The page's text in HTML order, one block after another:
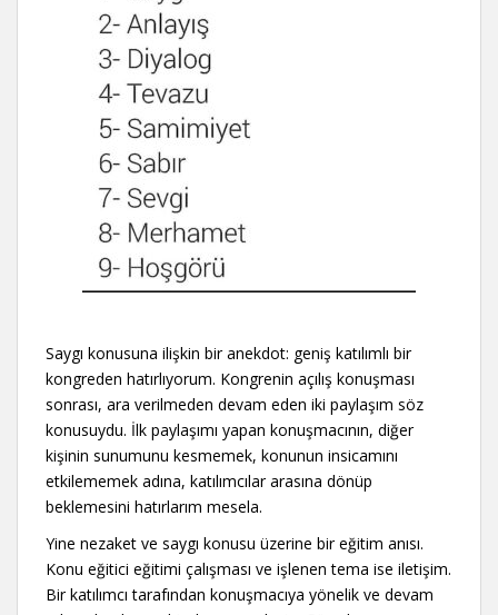
Saygı konusuna ilişkin bir anekdot: geniş katılımlı bir
kongreden hatırlıyorum. Kongrenin açılış konuşması
sonrası, ara verilmeden devam eden iki paylaşım söz
konusuydu. İlk paylaşımı yapan konuşmacının, diğer
kişinin sunumunu kesmemek, konunun insicamını
etkilememek adına, katılımcılar arasına dönüp
beklemesini hatırlarım mesela.
Yine nezaket ve saygı konusu üzerine bir eğitim anısı.
Konu eğitici eğitimi çalışması ve işlenen tema ise iletişim.
Bir katılımcı tarafından konuşmacıya yönelik ve devam